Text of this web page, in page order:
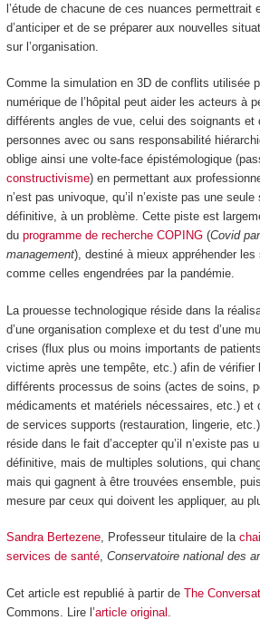
l’étude de chacune de ces nuances permettrait
d’anticiper et de se préparer aux nouvelles
sur l’organisation.
Comme la simulation en 3D de conflits utilisée
numérique de l’hôpital peut aider les acteurs à
différents angles de vue, celui des soignants et
personnes avec ou sans responsabilité
oblige ainsi une volte-face épistémologique
constructivisme) en permettant aux
n’est pas univoque, qu’il n’existe pas une
définitive, à un problème. Cette piste est
du programme de recherche COPING(Covid
management), destiné à mieux appréhender les
comme celles engendrées par la pandémie.
La prouesse technologique réside dans la
d’une organisation complexe et du test d’une
crises (flux plus ou moins importants de
victime après une tempête, etc.) afin de vérifier
différents processus de soins (actes de soins,
médicaments et matériels nécessaires, etc.) et
de services supports (restauration, lingerie,
réside dans le fait d’accepter qu’il n’existe pas
définitive, mais de multiples solutions, qui
mais qui gagnent à être trouvées ensemble,
mesure par ceux qui doivent les appliquer, au
Sandra Bertezene, Professeur titulaire de la
services de santé, Conservatoire national des
Cet article est republié à partir de The
Commons. Lire l’article original